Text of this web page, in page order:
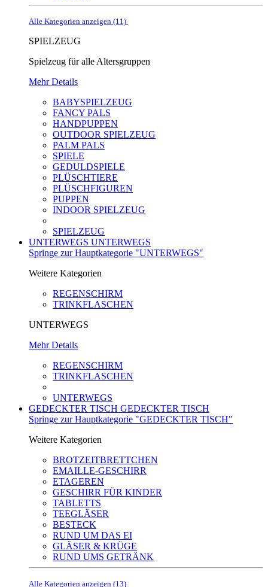
Alle Kategorien anzeigen (11)
SPIELZEUG
Spielzeug für alle Altersgruppen
Mehr Details
BABYSPIELZEUG
FANCY PALS
HANDPUPPEN
OUTDOOR SPIELZEUG
PALM PALS
SPIELE
GEDULDSPIELE
PLÜSCHTIERE
PLÜSCHFIGUREN
PUPPEN
INDOOR SPIELZEUG
SPIELZEUG
UNTERWEGS UNTERWEGS
Springe zur Hauptkategorie "UNTERWEGS"
Weitere Kategorien
REGENSCHIRM
TRINKFLASCHEN
UNTERWEGS
Mehr Details
REGENSCHIRM
TRINKFLASCHEN
UNTERWEGS
GEDECKTER TISCH GEDECKTER TISCH
Springe zur Hauptkategorie "GEDECKTER TISCH"
Weitere Kategorien
BROTZEITBRETTCHEN
EMAILLE-GESCHIRR
ETAGEREN
GESCHIRR FÜR KINDER
TABLETTS
TEEGLÄSER
BESTECK
RUND UM DAS EI
GLÄSER & KRÜGE
RUND UMS GETRÄNK
Alle Kategorien anzeigen (13)